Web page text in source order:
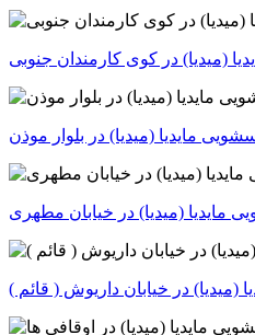
(میدیا) در کوی کارمندان جنوبی
مایدیا (میدیا) در بلوار موذن
مایدیا (میدیا) در خیابان مطهری
(میدیا) در خیابان داریوش ( قائم )